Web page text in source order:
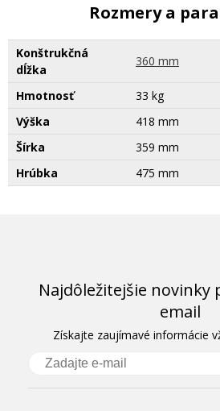
Rozmery a
Konštrukčná
dĺžka
360 mm
Hmotnosť
33 kg
Výška
418 mm
Šírka
359 mm
Hrúbka
475 mm
Najdôležitejšie novinky
email
Získajte zaujímavé informácie